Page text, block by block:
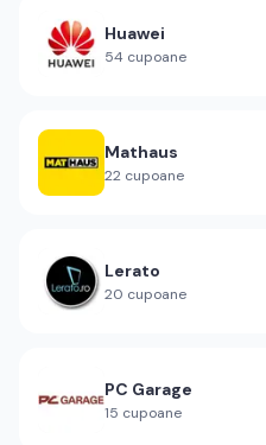
Huawei
54 cupoane
Mathaus
22 cupoane
Lerato
20 cupoane
PC Garage
15 cupoane